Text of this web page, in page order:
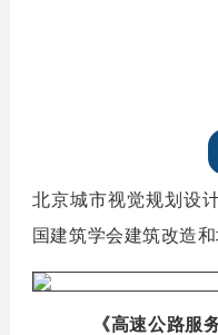
北京城市视觉规划设
国建筑学会建筑改造
《高速公路服